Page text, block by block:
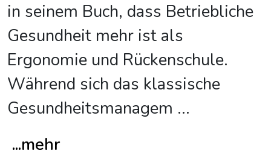
in seinem Buch, dass Betriebliche
Gesundheit mehr ist als
Ergonomie und Rückenschule.
Während sich das klassische
Gesundheitsmanagem ...
...mehr